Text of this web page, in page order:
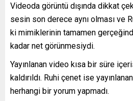
Videoda görüntü dışında dikkat
sesin son derece aynı olması ve
ki mimiklerinin tamamen
kadar net görünmesiydi.
Yayınlanan video kısa bir süre
kaldırıldı. Ruhi çenet ise
herhangi bir yorum yapmadı.